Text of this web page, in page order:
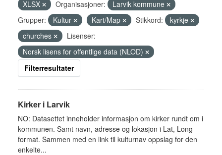
XLSX
Organisasjoner:
Larvik kommune
Grupper:
Kultur Kart/Map Stikkord:
kyrkje
churches
Lisenser:
Norsk lisens for offentlige data (NLOD)
Filterresultater
Kirker i Larvik
NO: Datasettet inneholder informasjon om kirker rundt om i
kommunen. Samt navn, adresse og lokasjon i Lat, Long
format. Sammen med en link til kulturnav oppslag for den
enkelte...